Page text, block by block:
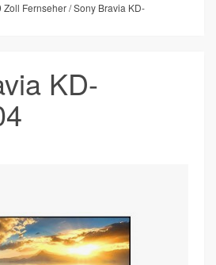
Fernseher Sony Bravia KD-
KD-